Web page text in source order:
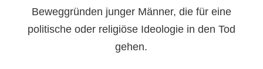
Beweggründen junger Männer, die für eine
politische oder religiöse Ideologie in den Tod
gehen.